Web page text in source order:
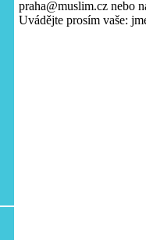
praha@muslim.cz nebo
Uvádějte prosím vaše: